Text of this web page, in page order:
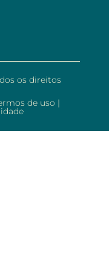
os direitos
de uso |